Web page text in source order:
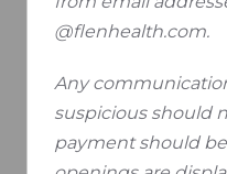
@flenhealth.com.
Any
suspicious should
payment should